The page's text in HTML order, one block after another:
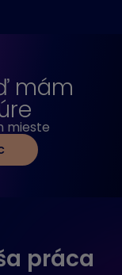
mám
mieste
práca